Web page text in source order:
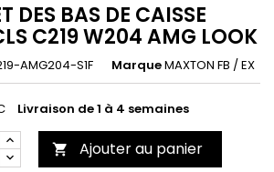
BAS DE CAISSE
C219 W204 AMG LOOK
AMG204-S1F MarqueMAXTON FB / EX
Livraison de 1 à 4 semaines
 Ajouter au panier